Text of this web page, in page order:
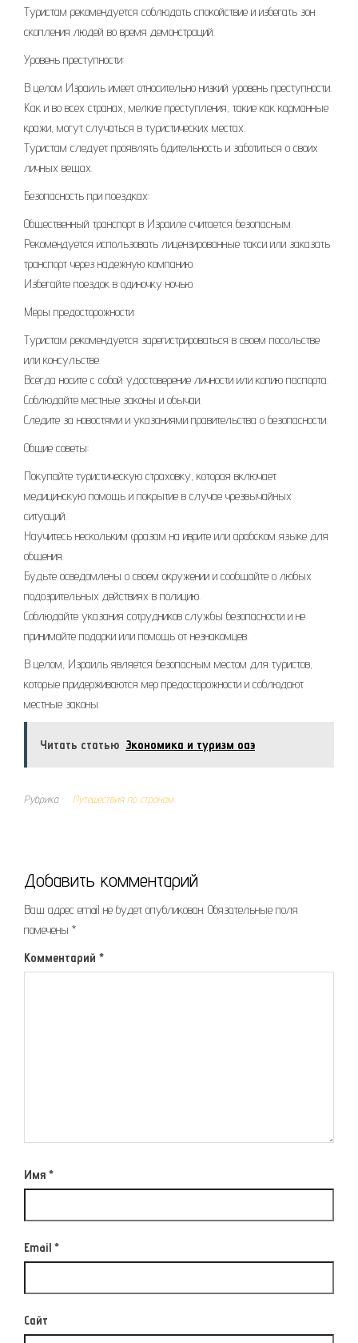
Туристам рекомендуется соблюдать спокойствие и избегать зон
скопления людей во время демонстраций.
Уровень преступности:
В целом Израиль имеет относительно низкий уровень преступности.
Как и во всех странах, мелкие преступления, такие как карманные
кражи, могут случаться в туристических местах.
Туристам следует проявлять бдительность и заботиться о своих
личных вещах.
Безопасность при поездках:
Общественный транспорт в Израиле считается безопасным.
Рекомендуется использовать лицензированные такси или заказать
транспорт через надежную компанию.
Избегайте поездок в одиночку ночью.
Меры предосторожности:
Туристам рекомендуется зарегистрироваться в своем посольстве
или консульстве.
Всегда носите с собой удостоверение личности или копию паспорта.
Соблюдайте местные законы и обычаи.
Следите за новостями и указаниями правительства о безопасности.
Общие советы:
Покупайте туристическую страховку, которая включает
медицинскую помощь и покрытие в случае чрезвычайных
ситуаций.
Научитесь нескольким фразам на иврите или арабском языке для
общения.
Будьте осведомлены о своем окружении и сообщайте о любых
подозрительных действиях в полицию.
Соблюдайте указания сотрудников службы безопасности и не
принимайте подарки или помощь от незнакомцев.
В целом, Израиль является безопасным местом для туристов,
которые придерживаются мер предосторожности и соблюдают
местные законы.
Читать статью Экономика и туризм оаэ
Рубрика Путешествия по странам
Добавить комментарий
Ваш адрес email не будет опубликован. Обязательные поля
помечены *
Комментарий *
Имя *
Email *
Сайт